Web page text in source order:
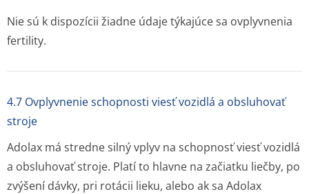
Nie sú k dispozícii žiadne údaje týkajúce sa ovplyvnenia
fertility.
4.7 Ovplyvnenie schopnosti viesť vozidlá a obsluhovať
stroje
Adolax má stredne silný vplyv na schopnosť viesť vozidlá
a obsluhovať stroje. Platí to hlavne na začiatku liečby, po
zvýšení dávky, pri rotácii lieku, alebo ak sa Adolax